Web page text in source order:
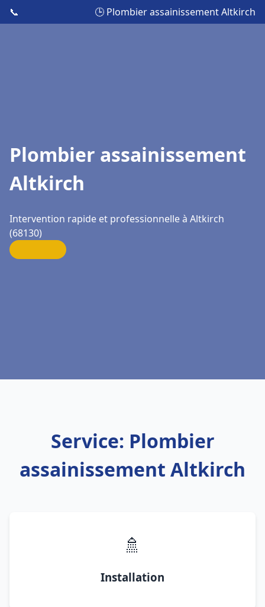
📞 🕒 Plombier assainissement Altkirch
Plombier assainissement
Altkirch
Intervention rapide et professionnelle à Altkirch
(68130)
Service: Plombier
assainissement Altkirch
🚿
Installation